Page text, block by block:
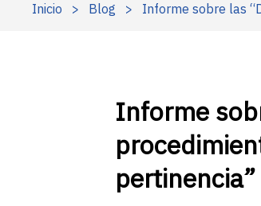
Inicio > Blog > Informe sobre las
Informe
pertinencia”